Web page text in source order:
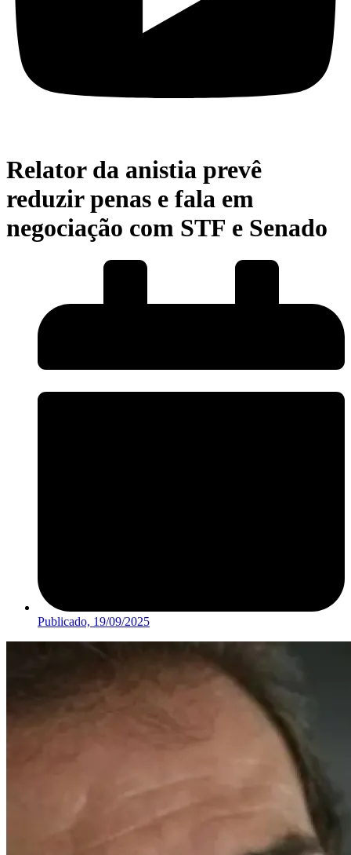
Relator da anistia prevê
reduzir penas e fala em
negociação com STF e Senado
Publicado, 19/09/2025